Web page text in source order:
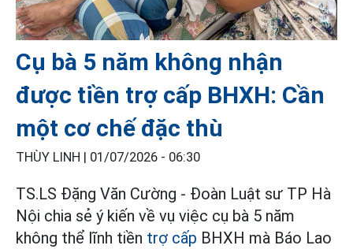
Cụ bà 5 năm không nhận
được tiền trợ cấp BHXH: Cần
một cơ chế đặc thù
THÙY LINH | 01/07/2026 - 06:30
TS.LS Đặng Văn Cường - Đoàn Luật sư TP Hà
Nội chia sẻ ý kiến về vụ việc cụ bà 5 năm
không thể lĩnh tiền trợ cấp BHXH mà Báo Lao